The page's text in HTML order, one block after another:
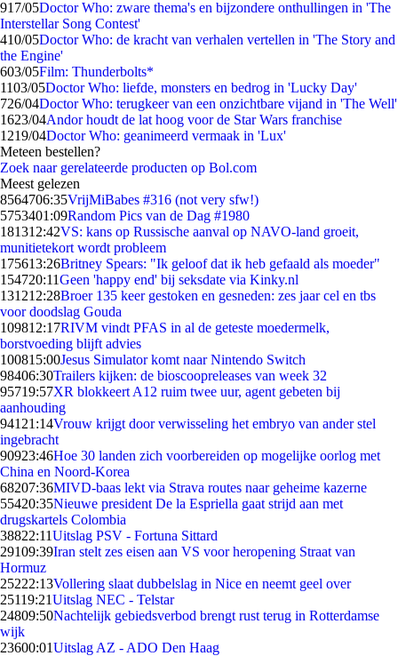
917/05Doctor Who: zware thema's en bijzondere onthullingen in 'The
Interstellar Song Contest'
410/05Doctor Who: de kracht van verhalen vertellen in 'The Story and
the Engine'
603/05Film: Thunderbolts*
1103/05Doctor Who: liefde, monsters en bedrog in 'Lucky Day'
726/04Doctor Who: terugkeer van een onzichtbare vijand in 'The Well'
1623/04Andor houdt de lat hoog voor de Star Wars franchise
1219/04Doctor Who: geanimeerd vermaak in 'Lux'
Meteen bestellen?
Zoek naar gerelateerde producten op Bol.com
Meest gelezen
8564706:35VrijMiBabes #316 (not very sfw!)
5753401:09Random Pics van de Dag #1980
181312:42VS: kans op Russische aanval op NAVO-land groeit,
munitietekort wordt probleem
175613:26Britney Spears: "Ik geloof dat ik heb gefaald als moeder"
154720:11Geen 'happy end' bij seksdate via Kinky.nl
131212:28Broer 135 keer gestoken en gesneden: zes jaar cel en tbs
voor doodslag Gouda
109812:17RIVM vindt PFAS in al de geteste moedermelk,
borstvoeding blijft advies
100815:00Jesus Simulator komt naar Nintendo Switch
98406:30Trailers kijken: de bioscoopreleases van week 32
95719:57XR blokkeert A12 ruim twee uur, agent gebeten bij
aanhouding
941 21:14Vrouw krijgt door verwisseling het embryo van ander stel
ingebracht
90923:46Hoe 30 landen zich voorbereiden op mogelijke oorlog met
China en Noord-Korea
68207:36MIVD-baas lekt via Strava routes naar geheime kazerne
55420:35Nieuwe president De la Espriella gaat strijd aan met
drugskartels Colombia
38822:11Uitslag PSV - Fortuna Sittard
29109:39Iran stelt zes eisen aan VS voor heropening Straat van
Hormuz
25222:13Vollering slaat dubbelslag in Nice en neemt geel over
25119:21Uitslag NEC - Telstar
24809:50Nachtelijk gebiedsverbod brengt rust terug in Rotterdamse
wijk
23600:01Uitslag AZ - ADO Den Haag